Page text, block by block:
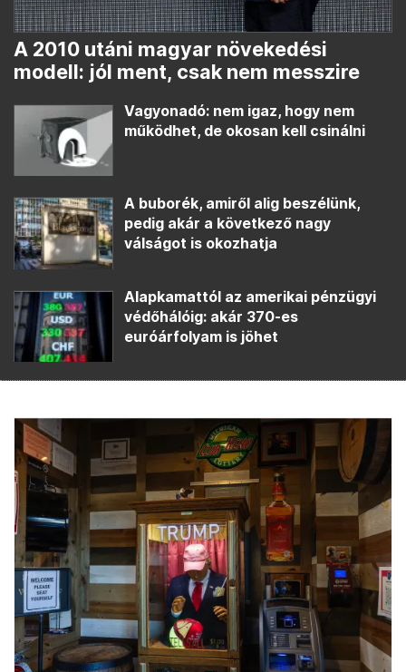
A 2010 utáni magyar növekedési
modell: jól ment, csak nem messzire
Vagyonadó: nem igaz, hogy nem
működhet, de okosan kell csinálni
A buborék, amiről alig beszélünk,
pedig akár a következő nagy
válságot is okozhatja
Alapkamattól az amerikai pénzügyi
védőhálóig: akár 370-es
euróárfolyam is jöhet